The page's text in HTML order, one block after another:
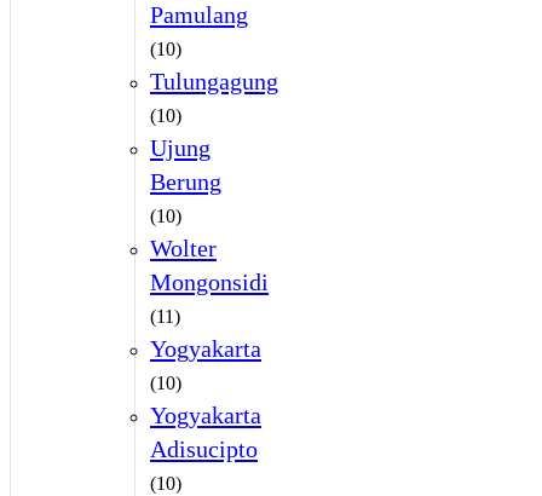
Pamulang
(10)
Tulungagung
(10)
Ujung
Berung
(10)
Wolter
Mongonsidi
(11)
Yogyakarta
(10)
Yogyakarta
Adisucipto
(10)